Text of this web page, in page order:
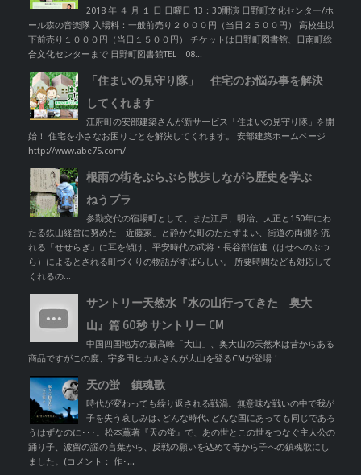
2018 年 ４ 月 １ 日 日曜日 13：30開演 日野町文化センター/ホ
ール森の音楽隊 入場料：一般前売り２０００円（当日２５００円） 高校生以
下前売り１０００円（当日１５００円） チケットは日野町図書館、日南町総
合文化センターまで 日野町図書館TEL 08...
「住まいの見守り隊」 住宅のお悩み事を解決
してくれます
江府町の安部建築さんが新サービス「住まいの見守り隊」を開
始！ 住宅を小さなお困りごとを解決してくれます。 安部建築ホームページ
http://www.abe75.com/
根雨の街をぶらぶら散歩しながら歴史を学ぶ
ねうブラ
参勤交代の宿場町として、また江戸、明治、大正と150年にわ
たる鉄山経営に努めた「近藤家」と静かな町のたたずまい、街道の両側を流
れる「せせらぎ」に耳を傾け、平安時代の武将・長谷部信連（はせべのぶつ
ら）によるとされる町づくりの物語がすばらしい。 所要時間なども対応して
くれるの...
サントリー天然水『水の山行ってきた 奥大
山』篇 60秒 サントリー CM
中国四国地方の最高峰「大山」、奥大山の天然水は昔からある
商品ですがこの度、宇多田ヒカルさんが大山を登るCMが登場！
天の蛍 鎮魂歌
時代が変わっても繰り返される戦渦。無意味な戦いの中で我が
子を失う哀しみは､どんな時代､どんな国にあっても同じであろ
うはずなのに･･･。松本薫著『天の蛍』で、あの世とこの世をつなぐ主人公の
踊り子、波留の謡の言葉から、反戦の願いを込めて母から子への鎮魂歌にし
ました。(コメント： 作･...